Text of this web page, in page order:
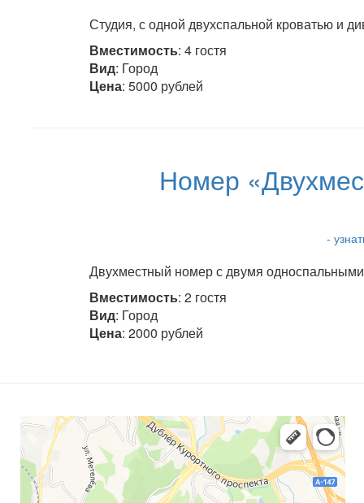
Студия, с одной двухспальной кроватью и
Вместимость: 4 гостя
Вид: Город
Цена: 5000 рублей
Номер
-
Двухместный номер с двумя
Вместимость: 2 гостя
Вид: Город
Цена: 2000 рублей